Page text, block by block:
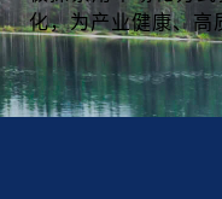
化，为产业健康、